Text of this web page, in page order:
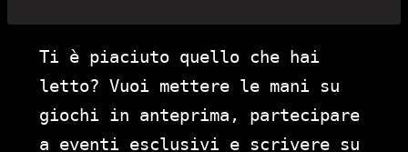
Ti è piaciuto quello che hai
letto? Vuoi mettere le mani su
giochi in anteprima, partecipare
a eventi esclusivi e scrivere su